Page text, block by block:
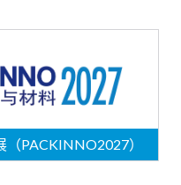
PACKINNO2027）